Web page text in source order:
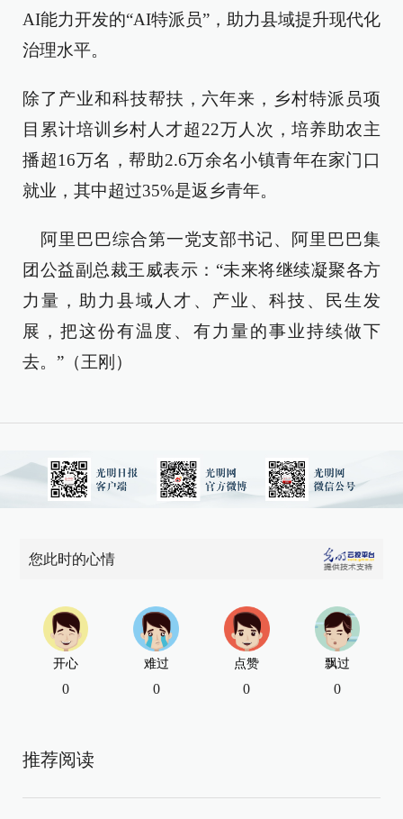
AI能力开发的“AI特派员”，助力县域提升现代化
治理水平。
除了产业和科技帮扶，六年来，乡村特派员项
目累计培训乡村人才超22万人次，培养助农主
播超16万名，帮助2.6万余名小镇青年在家门口
就业，其中超过35%是返乡青年。
阿里巴巴综合第一党支部书记、阿里巴巴集
团公益副总裁王威表示：“未来将继续凝聚各方
力量，助力县域人才、产业、科技、民生发
展，把这份有温度、有力量的事业持续做下
去。”（王刚）
您此时的心情
开心
0
难过
0
点赞
0
飘过
0
推荐阅读